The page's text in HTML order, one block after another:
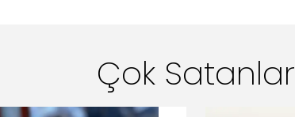
Çok Satanlar